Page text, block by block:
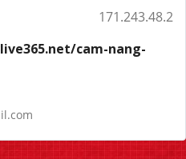
171.243.48.2
cam-nang-